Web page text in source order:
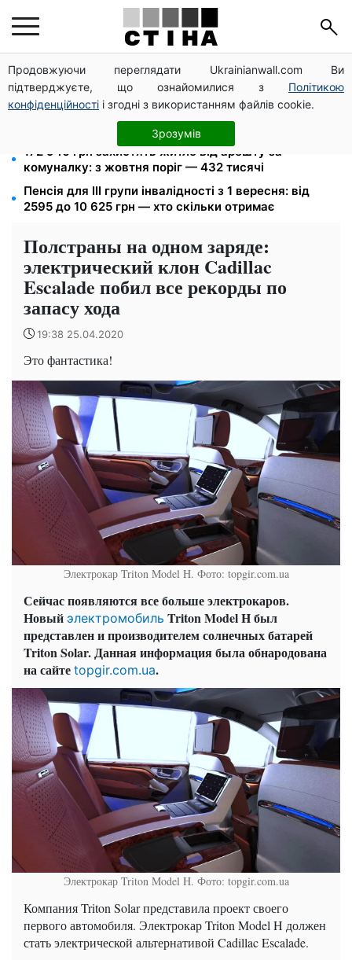
Продовжуючи переглядати Ukrainianwall.com Ви
підтверджуєте, що ознайомилися з Політикою
конфіденційності і згодні з використанням файлів cookie.
Зрозумів
Метро прийматиме киян до тривоги, але без
наметів: Бондаренко назвав правила
10 заявок — і МСЦ МВС приїде у громаду: обмін
прав, реєстрація авто та міжнародне посвідчення
172 940 грн захистять житло від арешту за
комуналку: з жовтня поріг — 432 тисячі
Пенсія для III групи інвалідності з 1 вересня: від
2595 до 10 625 грн — хто скільки отримає
Полстраны на одном заряде:
электрический клон Cadillac
Escalade побил все рекорды по
запасу хода
19:38 25.04.2020
Это фантастика!
Электрокар Triton Model H. Фото: topgir.com.ua
Сейчас появляются все больше электрокаров.
Новый электромобиль Triton Model H был
представлен и производителем солнечных батарей
Triton Solar. Данная информация была обнародована
на сайте topgir.com.ua.
Электрокар Triton Model H. Фото: topgir.com.ua
Компания Triton Solar представила проект своего
первого автомобиля. Электрокар Triton Model H должен
стать электрической альтернативой Cadillac Escalade.